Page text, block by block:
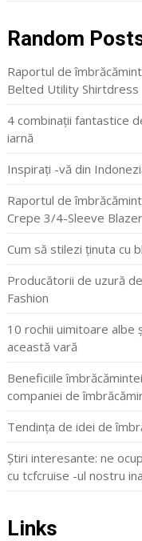
Random
Raportul de
Belted Utility Shirtdress
4 combinații fantastice
iarnă
Inspirați -vă din
Raportul de
Crepe 3/4-Sleeve Blazer
Cum să stilezi ținuta cu
Producătorii de uzură
Fashion
10 rochii uimitoare albe
această vară
Beneficiile
companiei de
Tendința de idei de
Știri interesante: ne
cu tcfcruise -ul nostru
Links